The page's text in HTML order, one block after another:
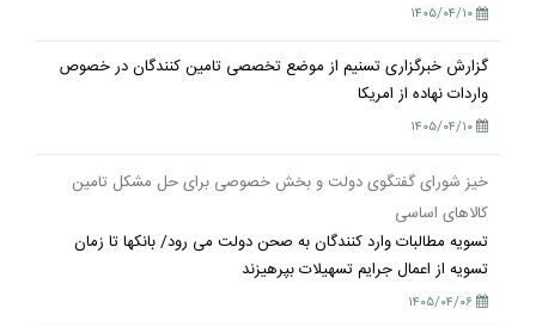
۱۴۰۵/۰۴/۱۰
گزارش خبرگزاری تسنیم از موضع تخصصی تامین کنندگان در خصوص
واردات نهاده از امریکا
۱۴۰۵/۰۴/۱۰
خیز شورای گفتگوی دولت و بخش خصوصی برای حل مشکل تامین
کالاهای اساسی
تسویه مطالبات وارد کنندگان به صحن دولت می رود/ بانکها تا زمان
تسویه از اعمال جرایم تسهیلات بپرهیزند
۱۴۰۵/۰۴/۰۶